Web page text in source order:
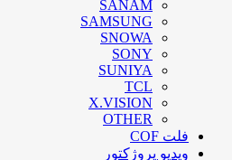
SANAM
SAMSUNG
SNOWA
SONY
SUNIYA
TCL
X.VISION
OTHER
فلت COF
ویدیو پروژکتور